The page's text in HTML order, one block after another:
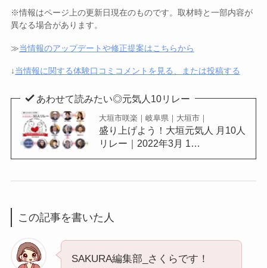
※情報はページ上の更新日現在のものです。取材時と一部内容が
異なる場合があります。
≫当情報のアップデートや修正提案はこちらから
↓当情報に関する体験口コミコメントを見る、または投稿する
あわせて読みたい◎元気人10リレー
大垣市咲楽｜岐阜県｜大垣市｜
盛り上げよう！大垣元気人 月10人
リレー｜2022年3月 1…
この記事を書いた人
SAKURA編集部_さくらです！